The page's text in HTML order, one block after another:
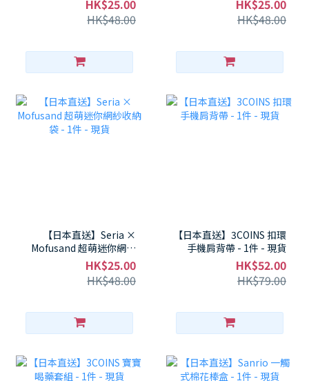
HK$25.00
HK$48.00
HK$25.00
HK$48.00
【日本直送】Seria ×
Mofusand 超萌迷你網紗
收納袋 - 1件 - 現貨
HK$25.00
HK$48.00
【日本直送】3COINS 扣環
手機肩背帶 - 1件 - 現貨
HK$52.00
HK$79.00